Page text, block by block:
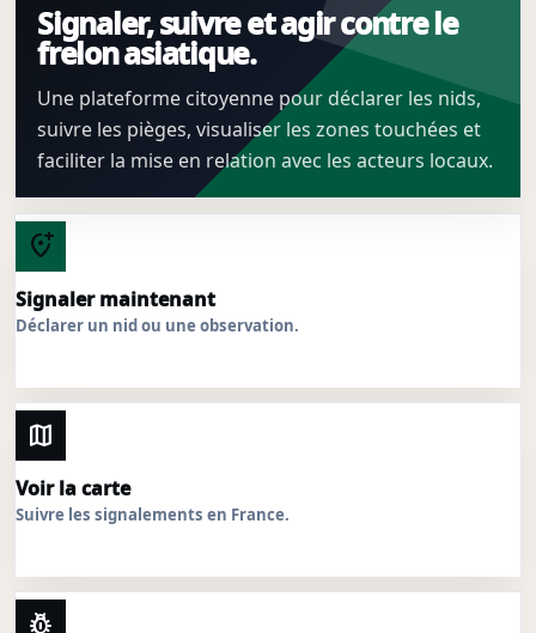
Signaler, suivre et agir contre le
frelon asiatique.
Une plateforme citoyenne pour déclarer les nids,
suivre les pièges, visualiser les zones touchées et
faciliter la mise en relation avec les acteurs locaux.
add_location_alt
Signaler maintenant
Déclarer un nid ou une observation.
map
Voir la carte
Suivre les signalements en France.
pest_control